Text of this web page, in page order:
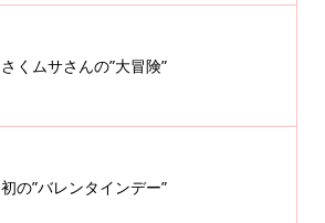
さくムサさんの”大冒険”
初の”バレンタインデー”